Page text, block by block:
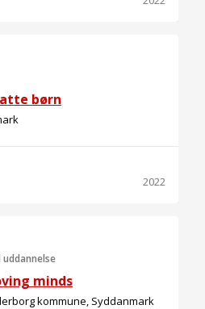
børn
2022
minds
kommune, Syddanmark